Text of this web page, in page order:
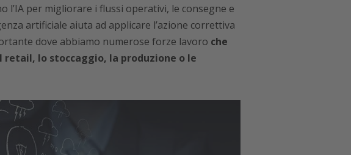
l’IA per migliorare i flussi operativi, le consegne e
artificiale aiuta ad applicare l’azione correttiva
dove abbiamo numerose forze lavoro che
lo stoccaggio, la produzione o le